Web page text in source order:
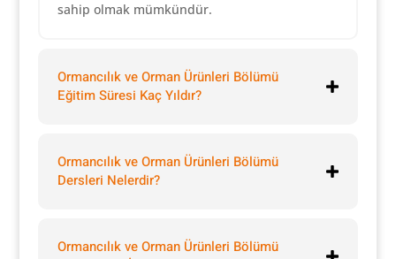
sahip olmak mümkündür.
Ormancılık ve Orman Ürünleri Bölümü
Eğitim Süresi Kaç Yıldır?
Ormancılık ve Orman Ürünleri Bölümü
Dersleri Nelerdir?
Ormancılık ve Orman Ürünleri Bölümü